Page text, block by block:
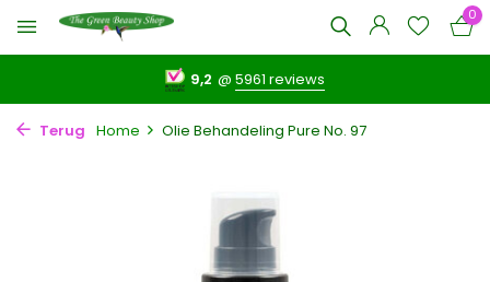
0
9,2 @5961 reviews
Terug Home Olie Behandeling Pure No. 97